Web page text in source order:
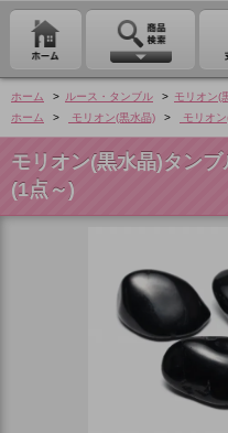
ホーム > ルース・タンブル > モリオン(
ホーム
> モリオン(黒水晶) > モリオ
モリオン(黒水晶)タン
(1点～)